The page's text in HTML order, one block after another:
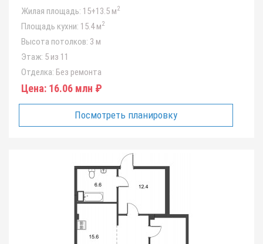
Жилая площадь: 15+13.5 м2
Площадь кухни: 15.4 м2
Высота потолков: 3 м
Этаж: 5 из 11
Отделка: Без ремонта
Цена: 16.06 млн ₽
Посмотреть планировку